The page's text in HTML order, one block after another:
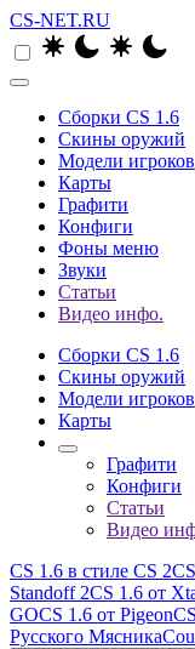
CS-NET.RU
Сборки CS 1.6
Скины оружий
Модели игроков
Карты
Графити
Конфиги
Фоны меню
Звуки
Статьи
Видео инфо.
Сборки CS 1.6
Скины оружий
Модели игроков
Карты
Графити
Конфиги
Статьи
Видео
CS 1.6 в стиле CS 2
Standoff 2CS 1.6 от
GOCS 1.6 от Pigeon
Русского Мясника